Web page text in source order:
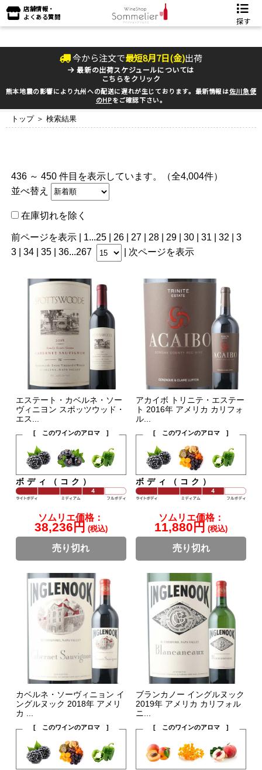
店舗情報・
よくある質問
探す
今から注文で最短8月7日(金)出荷
最新の出荷スケジュールについては
こちらをクリック
熊本地震の影響により九州への配送に遅れが生じております。最新情報は佐川急便
のHPをご確認下さい。
トップ ＞ 検索結果
436 ～ 450 件目を表示しています。（全4,004件）
並べ替え
在庫切れを除く
前ページを表示| 1...25| 26| 27 28| 29| 30 | 31| 32| 3
3| 34| 35| 36...267 次ページを表示
エステート・カベルネ・ソー
ヴィニヨン スポッツウッド・
エス...
[ このワインのアロマ ]
ボディ（コク）
ソムリエ価格：
38,236円 (税込)
売り切れ
アカイボ トリニテ・エステー
ト 2016年 アメリカ カリフォ
ル...
[ このワインのアロマ ]
ボディ（コク）
ソムリエ価格：
11,880円 (税込)
売り切れ
カベルネ・ソーヴィニョン イ
ングルヌック 2018年 アメリ
カ ...
[ このワインのアロマ ]
ブランカノー イングルヌック
2019年 アメリカ カリフォル
ニ...
[ このワインのアロマ ]